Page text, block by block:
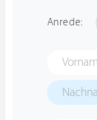
Anrede: